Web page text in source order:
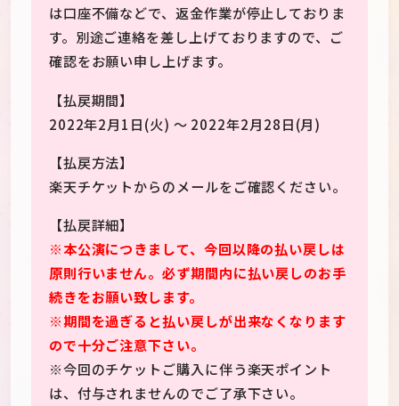
は口座不備などで、返金作業が停止しておりま
す。別途ご連絡を差し上げておりますので、ご
確認をお願い申し上げます。
【払戻期間】
2022年2月1日(火) ～ 2022年2月28日(月)
【払戻方法】
楽天チケットからのメールをご確認ください。
【払戻詳細】
※本公演につきまして、今回以降の払い戻しは
原則行いません。必ず期間内に払い戻しのお手
続きをお願い致します。
※期間を過ぎると払い戻しが出来なくなります
ので十分ご注意下さい。
※今回のチケットご購入に伴う楽天ポイント
は、付与されませんのでご了承下さい。